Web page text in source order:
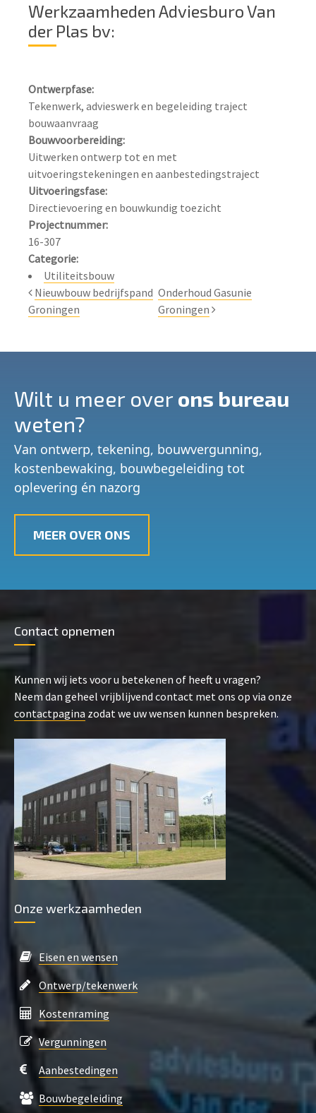
Werkzaamheden Adviesburo Van
der Plas bv:
Tekenwerk, advieswerk en begeleiding traject
bouwaanvraag
Bouwvoorbereiding:
Uitwerken ontwerp tot en met
Directievoering en bouwkundig toezicht
Projectnummer:
Categorie:
Utiliteitsbouw
Onderhoud Gasunie
Groningen
Nieuwbouw bedrijfspand
Groningen
Wilt u meer overons bureau
weten?
Van ontwerp, tekening, bouwvergunning,
kostenbewaking, bouwbegeleiding tot
oplevering én nazorg
MEER OVER ONS
Contact opnemen
Kunnen wij iets voor u betekenen of heeft u vragen?
Neem dan geheel vrijblijvend contact met ons op via onze
contactpagina zodat we uw wensen kunnen bespreken.
Onze werkzaamheden
Eisen en wensen
Ontwerp/tekenwerk
Kostenraming
Vergunningen
Aanbestedingen
Bouwbegeleiding